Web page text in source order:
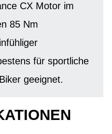
CX Motor im
85 Nm
für sportliche
geeignet.